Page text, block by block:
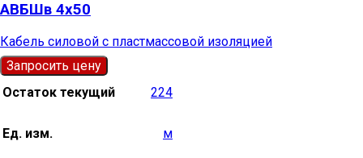
АВБШв 4х50
Кабель силовой с пластмассовой изоляцией
Запросить цену
Остаток текущий
224
Ед. изм. м